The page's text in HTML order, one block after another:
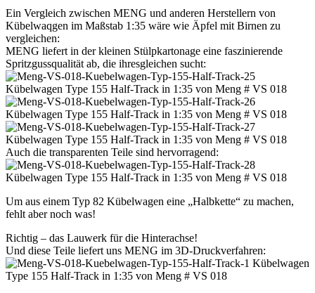
Ein Vergleich zwischen MENG und anderen Herstellern von
Kübelwaqgen im Maßstab 1:35 wäre wie Äpfel mit Birnen zu
vergleichen:
MENG liefert in der kleinen Stülpkartonage eine faszinierende
Spritzgussqualität ab, die ihresgleichen sucht:
Auch die transparenten Teile sind hervorragend:
Um aus einem Typ 82 Kübelwagen eine „Halbkette“ zu machen,
fehlt aber noch was!
Richtig – das Lauwerk für die Hinterachse!
Und diese Teile liefert uns MENG im 3D-Druckverfahren: